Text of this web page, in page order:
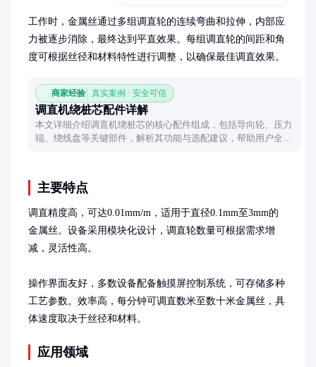
工作时，金属丝通过多组调直轮的连续弯曲和拉伸，内部应
力被逐步消除，最终达到平直效果。每组调直轮的间距和角
度可根据丝径和材料特性进行调整，以确保最佳调直效果。
商家经验 真实案例 · 安全可信
调直机绕桩芯配件详解
本文详细介绍调直机绕桩芯的核心配件组成，包括导向轮、压力
辊、绕线盘等关键部件，解析其功能与选配建议，帮助用户全面
主要特点
调直精度高，可达0.01mm/m，适用于直径0.1mm至3mm的
金属丝。设备采用模块化设计，调直轮数量可根据需求增
减，灵活性高。
操作界面友好，多数设备配备触摸屏控制系统，可存储多种
工艺参数。效率高，每分钟可调直数米至数十米金属丝，具
体速度取决于丝径和材料。
应用领域